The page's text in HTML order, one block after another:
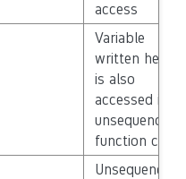
access
Variable
written here
is also
accessed in
unsequenced
function call
Unsequenced